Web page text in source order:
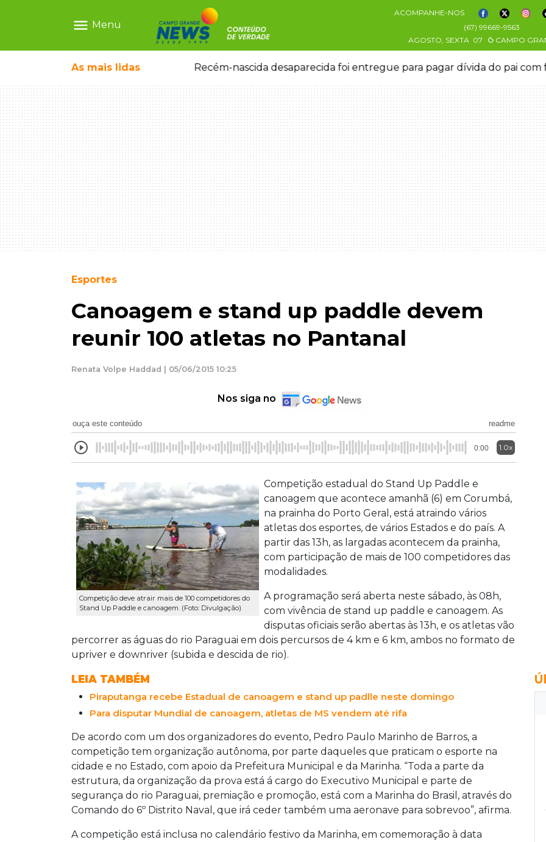
menu Menu
ACOMPANHE-NOS
(67) 99669-9563
AGOSTO, SEXTA 07 CAMPO
As mais lidas Recém-nascida desaparecida foi entregue para pagar dívida do pai com
Esportes
Canoagem e stand up paddle devem
reunir 100 atletas no Pantanal
Renata Volpe Haddad | 05/06/2015 10:25
Nos siga no
ouça este conteúdo readme
0:00 1.0x
Competição deve atrair mais de 100 competidores do
Stand Up Paddle e canoagem. (Foto: Divulgação)
Competição estadual do Stand Up Paddle e
canoagem que acontece amanhã (6) em Corumbá,
na prainha do Porto Geral, está atraindo vários
atletas dos esportes, de vários Estados e do país. A
partir das 13h, as largadas acontecem da prainha,
com participação de mais de 100 competidores das
modalidades.
A programação será aberta neste sábado, às 08h,
com vivência de stand up paddle e canoagem. As
disputas oficiais serão abertas às 13h, e os atletas vão
percorrer as águas do rio Paraguai em dois percursos de 4 km e 6 km, ambos no formato de
upriver e downriver (subida e descida de rio).
LEIA TAMBÉM
Piraputanga recebe Estadual de canoagem e stand up padlle neste domingo
Para disputar Mundial de canoagem, atletas de MS vendem até rifa
De acordo com um dos organizadores do evento, Pedro Paulo Marinho de Barros, a
competição tem organização autônoma, por parte daqueles que praticam o esporte na
cidade e no Estado, com apoio da Prefeitura Municipal e da Marinha. “Toda a parte da
estrutura, da organização da prova está á cargo do Executivo Municipal e parte de
segurança do rio Paraguai, premiação e promoção, está com a Marinha do Brasil, através do
Comando do 6º Distrito Naval, que irá ceder também uma aeronave para sobrevoo”, afirma.
A competição está inclusa no calendário festivo da Marinha, em comemoração à data